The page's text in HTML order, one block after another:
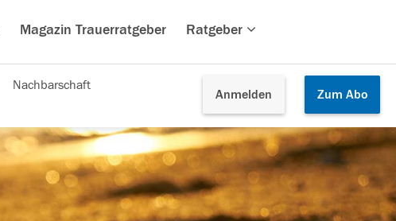
Magazin Trauerratgeber Ratgeber
Anmelden Zum Abo
Nachbarschaft